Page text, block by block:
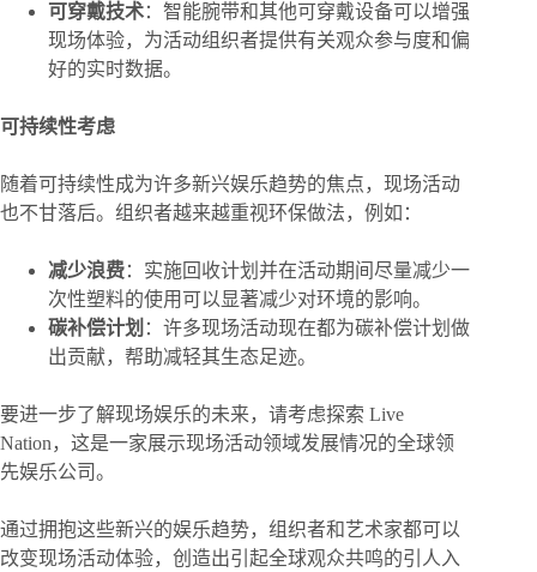
可穿戴技术：智能腕带和其他可穿戴设备可以增强
现场体验，为活动组织者提供有关观众参与度和偏
好的实时数据。
可持续性考虑
随着可持续性成为许多新兴娱乐趋势的焦点，现场活动
也不甘落后。组织者越来越重视环保做法，例如：
减少浪费：实施回收计划并在活动期间尽量减少一
次性塑料的使用可以显著减少对环境的影响。
碳补偿计划 ：许多现场活动现在都为碳补偿计划做
出贡献，帮助减轻其生态足迹。
要进一步了解现场娱乐的未来，请考虑探索 Live
Nation，这是一家展示现场活动领域发展情况的全球领
先娱乐公司。
通过拥抱这些新兴的娱乐趋势，组织者和艺术家都可以
改变现场活动体验，创造出引起全球观众共鸣的引人入